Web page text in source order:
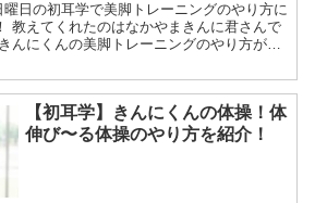
日の初耳学で美脚トレーニングのやり方に
教えてくれたのはなかやまきんに君さんで
んにくんの美脚トレーニングのやり方が話
【初耳学】きんにくんの体操！体
伸び〜る体操のやり方を紹介！